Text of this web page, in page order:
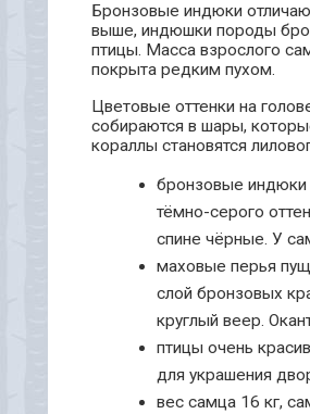
Бронзовые индюки
выше, индюшки породы
птицы. Масса взрослого
покрыта редким пухом.
Цветовые оттенки на
собираются в шары,
кораллы становятся
бронзовые индюки
тёмно-серого
спине чёрные. У
маховые перья
слой бронзовых
круглый веер.
птицы очень
для украшения
вес самца 16 кг,